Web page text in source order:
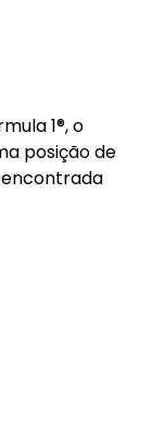
1®, o
posição de